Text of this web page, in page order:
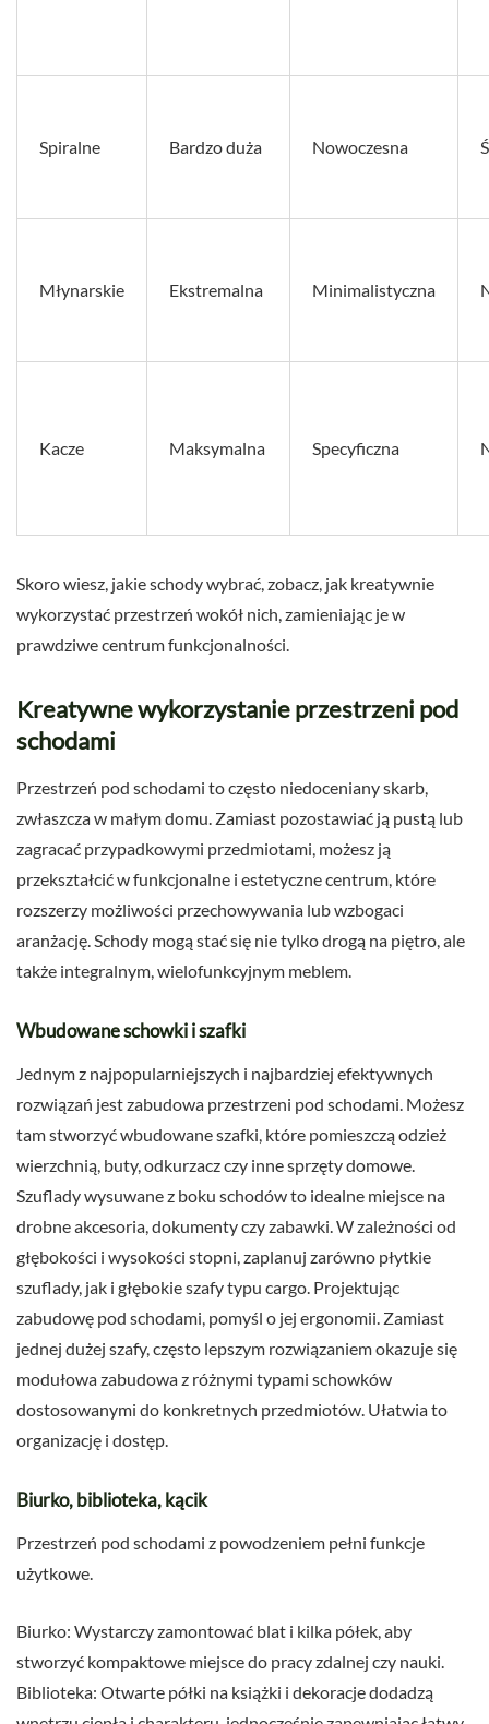
Spiralne Bardzo duża Nowoczesna
Młynarskie Ekstremalna Minimalistyczna
Kacze Maksymalna Specyficzna
Skoro wiesz, jakie schody wybrać, zobacz, jak kreatywnie
wykorzystać przestrzeń wokół nich, zamieniając je w
prawdziwe centrum funkcjonalności.
Kreatywne wykorzystanie przestrzeni pod
schodami
Przestrzeń pod schodami to często niedoceniany skarb,
zwłaszcza w małym domu. Zamiast pozostawiać ją pustą lub
zagracać przypadkowymi przedmiotami, możesz ją
przekształcić w funkcjonalne i estetyczne centrum, które
rozszerzy możliwości przechowywania lub wzbogaci
aranżację. Schody mogą stać się nie tylko drogą na piętro, ale
także integralnym, wielofunkcyjnym meblem.
Wbudowane schowki i szafki
Jednym z najpopularniejszych i najbardziej efektywnych
rozwiązań jest zabudowa przestrzeni pod schodami. Możesz
tam stworzyć wbudowane szafki, które pomieszczą odzież
wierzchnią, buty, odkurzacz czy inne sprzęty domowe.
Szuflady wysuwane z boku schodów to idealne miejsce na
drobne akcesoria, dokumenty czy zabawki. W zależności od
głębokości i wysokości stopni, zaplanuj zarówno płytkie
szuflady, jak i głębokie szafy typu cargo. Projektując
zabudowę pod schodami, pomyśl o jej ergonomii. Zamiast
jednej dużej szafy, często lepszym rozwiązaniem okazuje się
modułowa zabudowa z różnymi typami schowków
dostosowanymi do konkretnych przedmiotów. Ułatwia to
organizację i dostęp.
Biurko, biblioteka, kącik
Przestrzeń pod schodami z powodzeniem pełni funkcje
użytkowe.
Biurko: Wystarczy zamontować blat i kilka półek, aby
stworzyć kompaktowe miejsce do pracy zdalnej czy nauki.
Biblioteka: Otwarte półki na książki i dekoracje dodadzą